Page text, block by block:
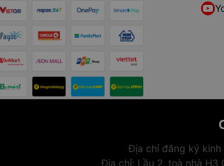
Địa chỉ đăng ký kinh
Địa chỉ: Lầu 2, toà nhà H3